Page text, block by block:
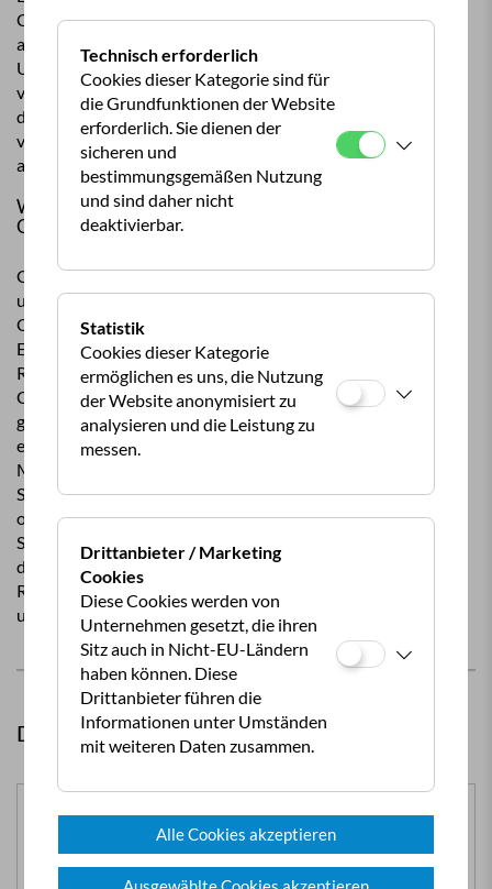
Camper, die gerne auch
außerhalb der Hochsaison
Urlaub machen. Besonders
vorteilhaft ist, dass sich
der Kaufpreis innerhalb
von vier Nächten
amortisiert*.
Wie funktioniert die
CampingCard ACSI?
CampingCard ACSI
umfasst einen
Campingführer mit einer
Ermäßigungskarte. Die
Rabattkarte wird aus dem
Campingführer
genommen und ist mit
einem QR-Code versehen.
Mit dem QR-Code können
Sie Ihre Ermäßigungskarte
online registrieren. Wenn
Sie das getan haben, kann
der Campingplatz Ihre
Rabattkarte einscannen
und Sie können besonders
Campingplatz
unterschiedlich sein.
Regulär im Lieferumfang
(zweiteilig)
- CampingCard ACSI-
teilnehmenden
Campingplätzen
normalen
Übernachtungstarifen im
Diese Produkte könnten Sie auch interessieren:
Technisch erforderlich
Cookies dieser Kategorie sind für
die Grundfunktionen der Website
erforderlich. Sie dienen der
sicheren und
bestimmungsgemäßen Nutzung
und sind daher nicht
deaktivierbar.
Statistik
Cookies dieser Kategorie
ermöglichen es uns, die Nutzung
der Website anonymisiert zu
analysieren und die Leistung zu
messen.
Drittanbieter / Marketing
Cookies
Diese Cookies werden von
Unternehmen gesetzt, die ihren
Sitz auch in Nicht-EU-Ländern
haben können. Diese
Drittanbieter führen die
Informationen unter Umständen
mit weiteren Daten zusammen.
Alle Cookies akzeptieren